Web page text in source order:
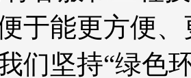
于能更方便
们坚持“绿色